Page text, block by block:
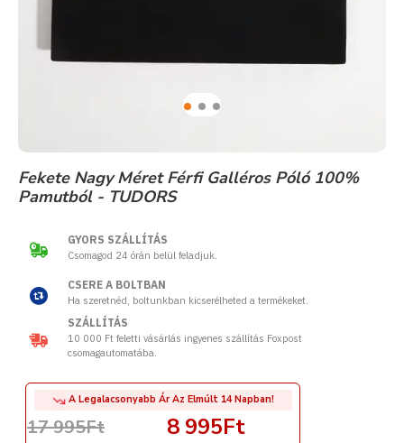
Fekete Nagy Méret Férfi Galléros Póló 100%
Pamutból - TUDORS
8 995Ft
A Legalacsonyabb Ár Az Elmúlt 14 Napban!
17 995Ft
GYORS SZÁLLÍTÁS
Csomagod 24 órán belül feladjuk.
CSERE A BOLTBAN
Ha szeretnéd, boltunkban kicserélheted a termékeket.
SZÁLLÍTÁS
10 000 Ft feletti vásárlás ingyenes szállítás Foxpost
csomagautomatába.